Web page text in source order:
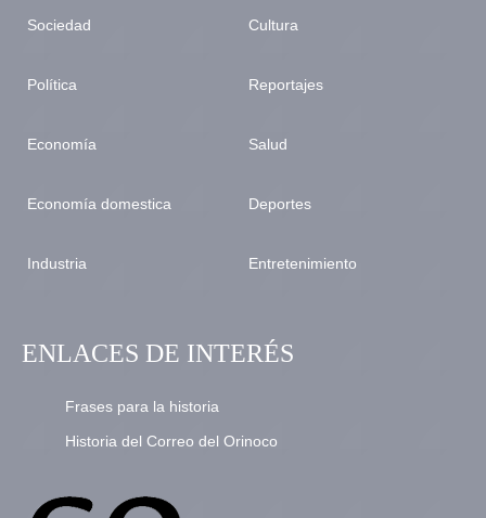
Sociedad
Política
Economía
Economía domestica
Industria
Cultura
Reportajes
Salud
Deportes
Entretenimiento
ENLACES DE INTERÉS
Frases para la historia
Historia del Correo del Orinoco